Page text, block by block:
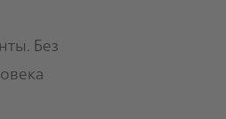
Без